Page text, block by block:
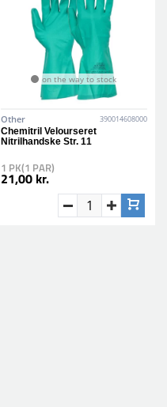
on the way to stock
Other 390014608000
Chemitril Velourseret
Nitrilhandske Str. 11
1 PK(1 PAR)
21,00 kr.